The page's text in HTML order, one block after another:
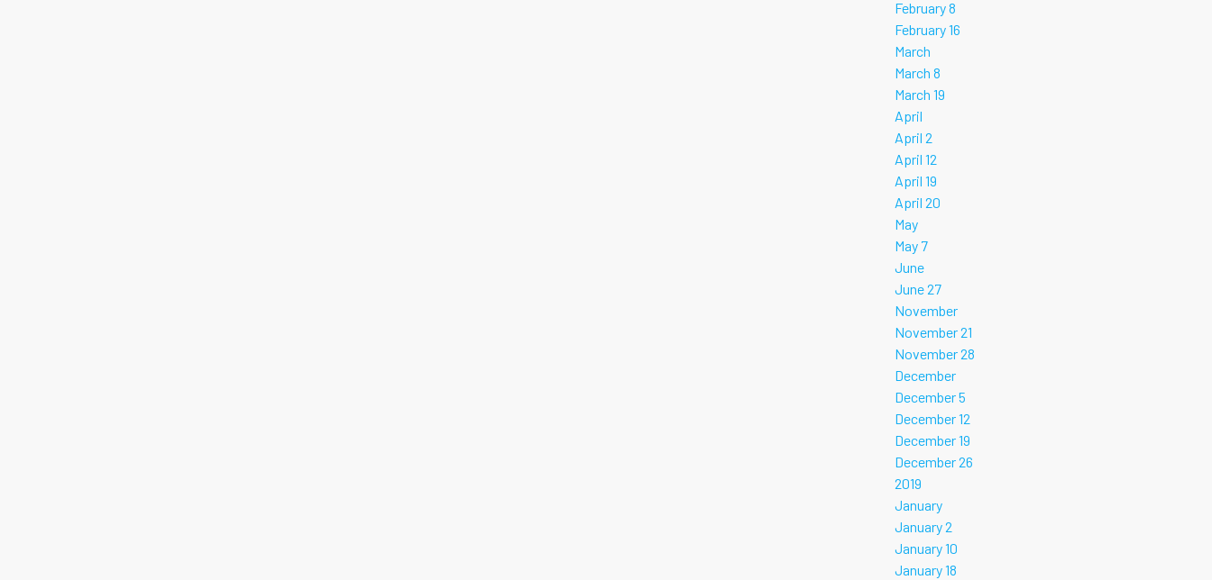
February 8
February 16
March
March 8
March 19
April
April 2
April 12
April 19
April 20
May
May 7
June
June 27
November
November 21
November 28
December
December 5
December 12
December 19
December 26
2019
January
January 2
January 10
January 18